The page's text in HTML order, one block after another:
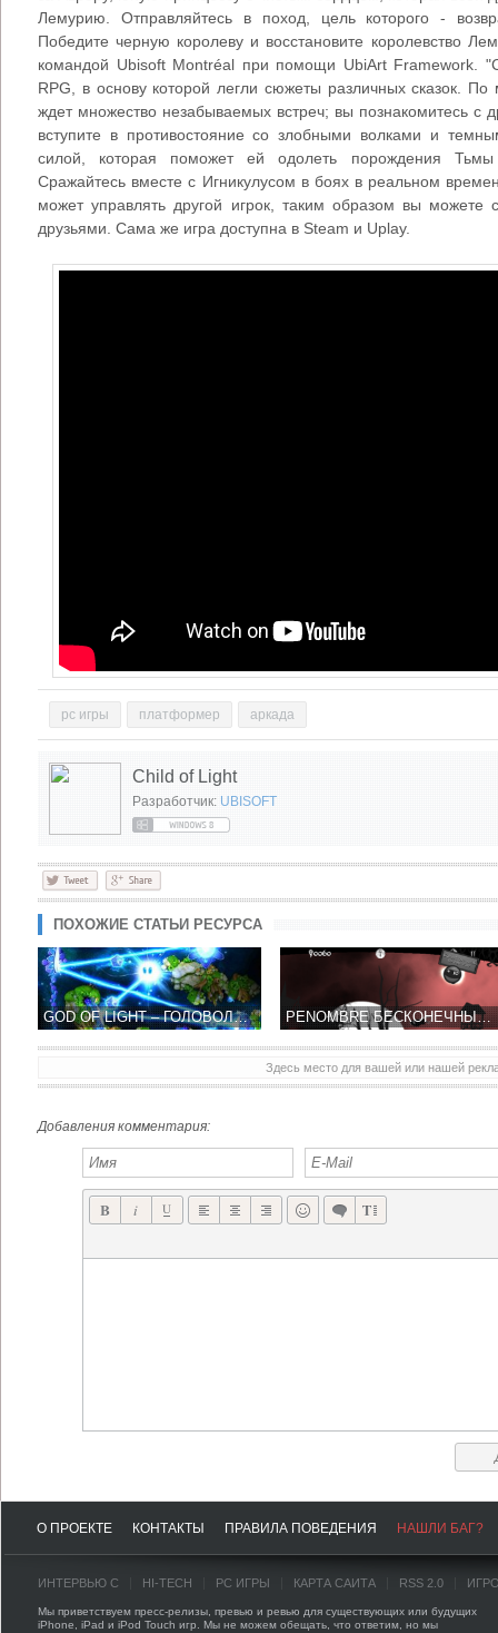
Лемурию. Отправляйтесь в поход, цель которого -
Победите черную королеву и восстановите королевство
командой Ubisoft Montréal при помощи UbiArt Framework.
RPG, в основу которой легли сюжеты различных сказок.
ждет множество незабываемых встреч; вы познакомитесь
вступите в противостояние со злобными волками и
силой, которая поможет ей одолеть порождения
Сражайтесь вместе с Игникулусом в боях в реальном
может управлять другой игрок, таким образом вы можете
друзьями. Сама же игра доступна в Steam и Uplay.
pc игры платформер аркада
Child of Light
Разработчик: UBISOFT
ПОХОЖИЕ СТАТЬИ РЕСУРСА
GOD OF LIGHT – ГОЛОВОЛОМКА С ПРЕЛОМЛЕНИЕМ СВЕТА ДЛЯ IOS PENOMBRE БЕСКОНЕЧНЫЙ 2D РАННЕР, СОЧЕТАЮЩИЙ В СЕБЕ ЭЛЕМЕНТЫ СКАЗОК
Здесь место для вашей или нашей
Добавления комментария:
О ПРОЕКТЕ КОНТАКТЫ ПРАВИЛА ПОВЕДЕНИЯ НАШЛИ БАГ?
ИНТЕРВЬЮ С HI-TECH PC ИГРЫ КАРТА САЙТА RSS 2.0
Мы приветствуем пресс-релизы, превью и ревью для существующих или будущих
iPhone, iPad и iPod Touch игр. Мы не можем обещать, что ответим, но мы